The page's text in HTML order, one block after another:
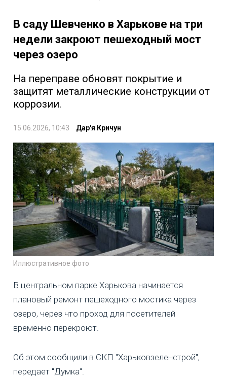
В саду Шевченко в Харькове на три
недели закроют пешеходный мост
через озеро
На переправе обновят покрытие и
защитят металлические конструкции от
коррозии.
15.06.2026, 10:43 Дар'я Кричун
Иллюстративное фото
В центральном парке Харькова начинается
плановый ремонт пешеходного мостика через
озеро, через что проход для посетителей
временно перекроют.
Об этом сообщили в СКП "Харьковзеленстрой",
передает "Думка".